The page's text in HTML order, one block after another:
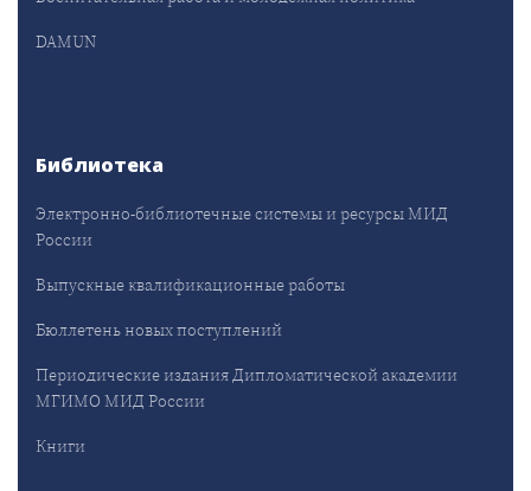
DAMUN
Библиотека
Электронно-библиотечные системы и ресурсы МИД
России
Выпускные квалификационные работы
Бюллетень новых поступлений
Периодические издания Дипломатической академии
МГИМО МИД России
Книги